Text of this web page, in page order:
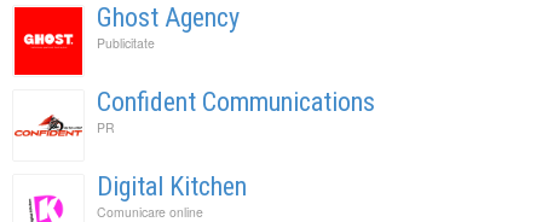
Ghost Agency
Publicitate
Confident Communications
PR
Digital Kitchen
Comunicare online